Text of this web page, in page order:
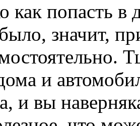
как попасть
значит,
и
и вы